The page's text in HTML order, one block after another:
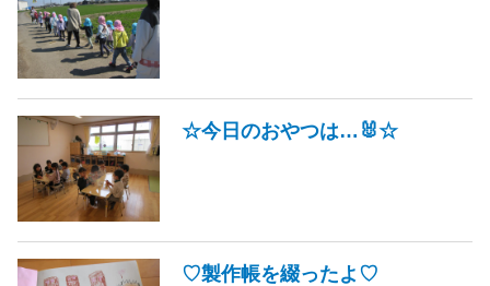
☆今日のおやつは…🐰☆
♡製作帳を綴ったよ♡